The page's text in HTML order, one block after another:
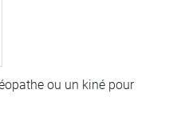
ou un kiné pour